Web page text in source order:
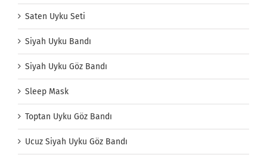
Saten Uyku Seti
Siyah Uyku Bandı
Siyah Uyku Göz Bandı
Sleep Mask
Toptan Uyku Göz Bandı
Ucuz Siyah Uyku Göz Bandı